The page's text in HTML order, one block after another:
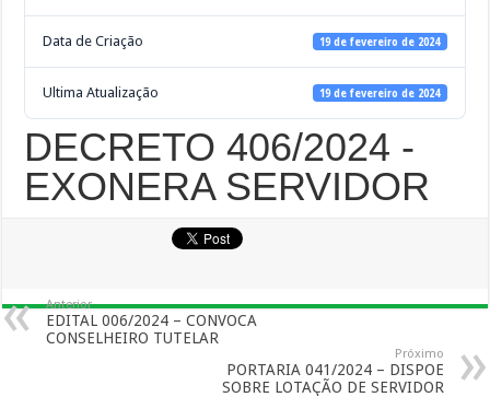
Data de Criação 19 de fevereiro de 2024
Ultima Atualização 19 de fevereiro de 2024
DECRETO 406/2024 -
EXONERA SERVIDOR
Anterior
EDITAL 006/2024 – CONVOCA
CONSELHEIRO TUTELAR
Próximo
PORTARIA 041/2024 – DISPOE
SOBRE LOTAÇÃO DE SERVIDOR